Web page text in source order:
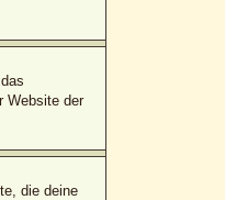
Website der
die deine